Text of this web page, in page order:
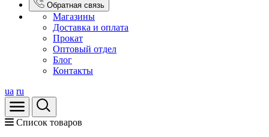
Обратная связь
Магазины
Доставка и оплата
Прокат
Оптовый отдел
Блог
Контакты
ua ru
Список товаров